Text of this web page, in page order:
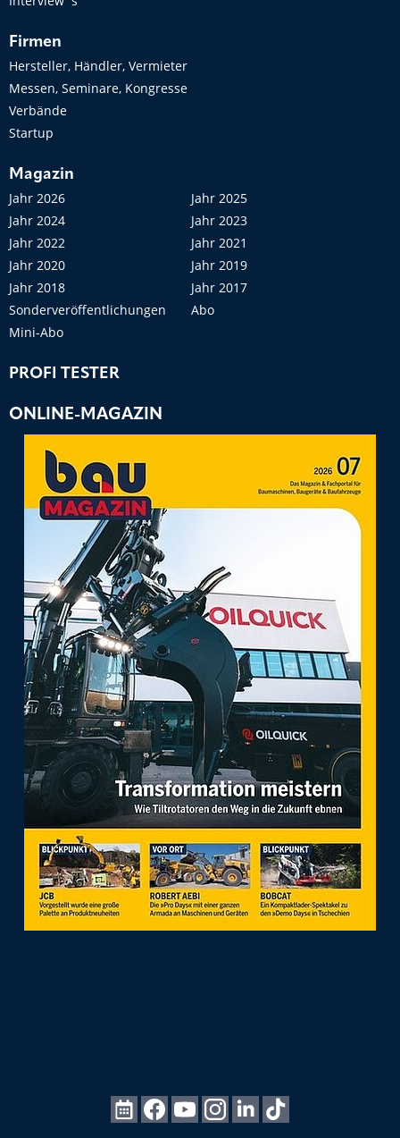
Firmen
Hersteller, Händler, Vermieter
Messen, Seminare, Kongresse
Verbände
Startup
Magazin
Jahr 2026
Jahr 2025
Jahr 2024
Jahr 2023
Jahr 2022
Jahr 2021
Jahr 2020
Jahr 2019
Jahr 2018
Jahr 2017
Sonderveröffentlichungen
Abo
Mini-Abo
PROFI TESTER
ONLINE-MAGAZIN